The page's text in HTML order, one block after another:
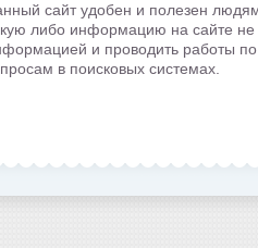
сайт удобен и полезен
либо информацию на сайте не
и проводить работы по
в поисковых системах.